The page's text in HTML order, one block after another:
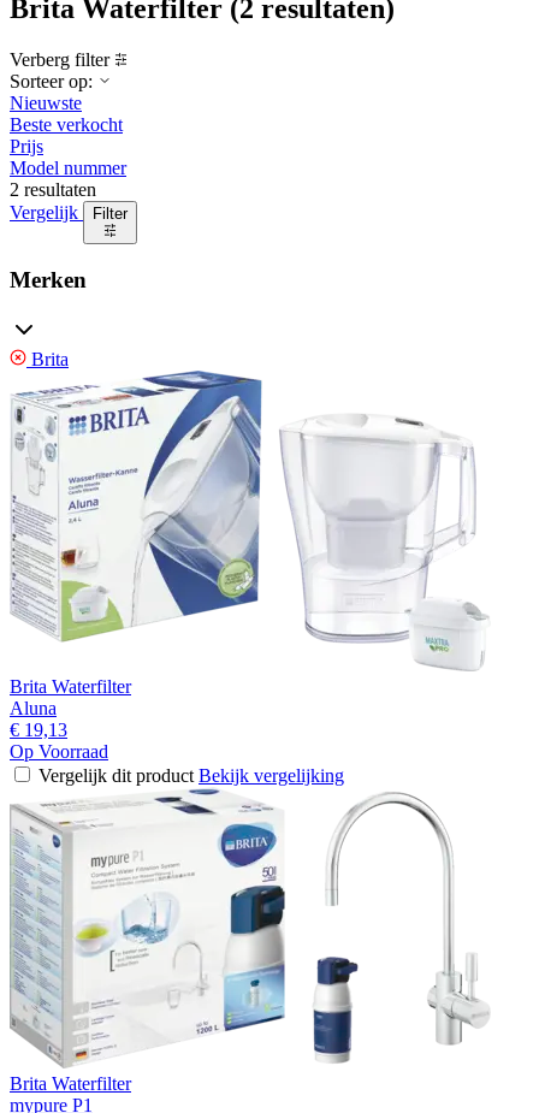
Brita Waterfilter (2 resultaten)
Verberg filter
Sorteer op:
Nieuwste
Beste verkocht
Prijs
Model nummer
2 resultaten
Vergelijk
Filter
Merken
Brita
Brita Waterfilter
Aluna
€ 19,13
Op Voorraad
Vergelijk dit product Bekijk vergelijking
Brita Waterfilter
mypure P1